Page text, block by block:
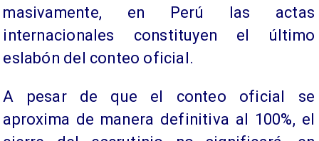
masivamente, en Perú las actas
internacionales constituyen el último
eslabón del conteo oficial.
A pesar de que el conteo oficial se
aproxima de manera definitiva al 100%, el